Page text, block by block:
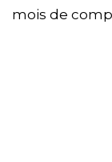
mois de